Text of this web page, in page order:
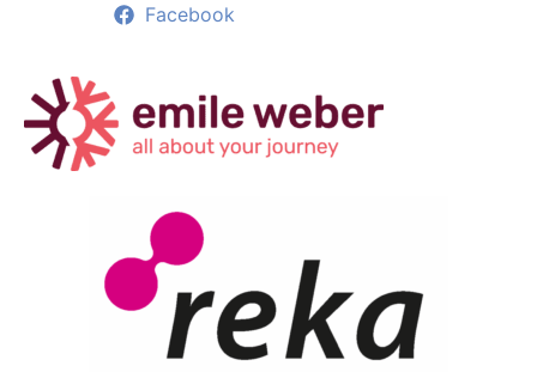
Facebook